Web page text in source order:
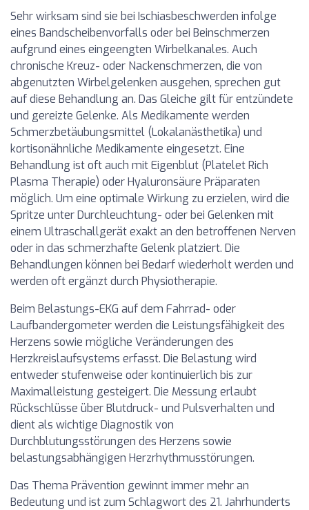
Sehr wirksam sind sie bei Ischiasbeschwerden infolge
eines Bandscheibenvorfalls oder bei Beinschmerzen
aufgrund eines eingeengten Wirbelkanales. Auch
chronische Kreuz- oder Nackenschmerzen, die von
abgenutzten Wirbelgelenken ausgehen, sprechen gut
auf diese Behandlung an. Das Gleiche gilt für entzündete
und gereizte Gelenke. Als Medikamente werden
Schmerzbetäubungsmittel (Lokalanästhetika) und
kortisonähnliche Medikamente eingesetzt. Eine
Behandlung ist oft auch mit Eigenblut (Platelet Rich
Plasma Therapie) oder Hyaluronsäure Präparaten
möglich. Um eine optimale Wirkung zu erzielen, wird die
Spritze unter Durchleuchtung- oder bei Gelenken mit
einem Ultraschallgerät exakt an den betroffenen Nerven
oder in das schmerzhafte Gelenk platziert. Die
Behandlungen können bei Bedarf wiederholt werden und
werden oft ergänzt durch Physiotherapie.
Beim Belastungs-EKG auf dem Fahrrad- oder
Laufbandergometer werden die Leistungsfähigkeit des
Herzens sowie mögliche Veränderungen des
Herzkreislaufsystems erfasst. Die Belastung wird
entweder stufenweise oder kontinuierlich bis zur
Maximalleistung gesteigert. Die Messung erlaubt
Rückschlüsse über Blutdruck- und Pulsverhalten und
dient als wichtige Diagnostik von
Durchblutungsstörungen des Herzens sowie
belastungsabhängigen Herzrhythmusstörungen.
Das Thema Prävention gewinnt immer mehr an
Bedeutung und ist zum Schlagwort des 21. Jahrhunderts